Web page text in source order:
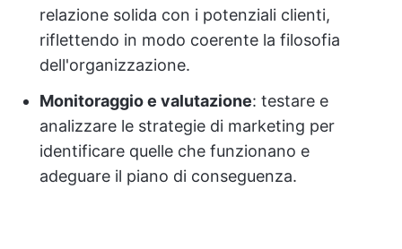
relazione solida con i potenziali clienti,
riflettendo in modo coerente la filosofia
dell'organizzazione.
Monitoraggio e valutazione: testare e
analizzare le strategie di marketing per
identificare quelle che funzionano e
adeguare il piano di conseguenza.